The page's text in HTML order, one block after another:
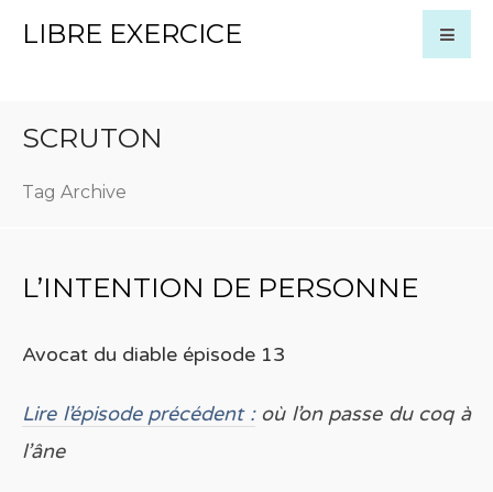
LIBRE EXERCICE
SCRUTON
Tag Archive
L’INTENTION DE PERSONNE
Avocat du diable épisode 13
Lire l’épisode précédent :où l’on passe du coq à
l’âne